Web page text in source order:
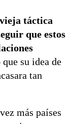
táctica
que estos
que su idea de
tan
más países